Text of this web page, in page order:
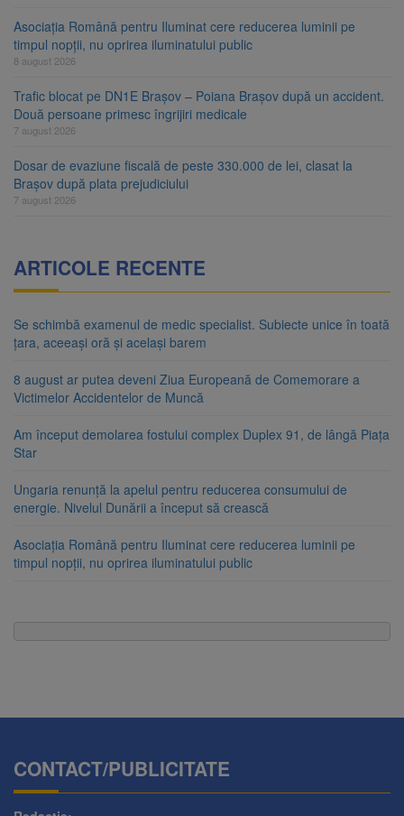
Asociația Română pentru Iluminat cere reducerea luminii pe
timpul nopții, nu oprirea iluminatului public
8 august 2026
Trafic blocat pe DN1E Brașov – Poiana Brașov după un accident.
Două persoane primesc îngrijiri medicale
7 august 2026
Dosar de evaziune fiscală de peste 330.000 de lei, clasat la
Brașov după plata prejudiciului
7 august 2026
ARTICOLE RECENTE
Se schimbă examenul de medic specialist. Subiecte unice în toată
țara, aceeași oră și același barem
8 august ar putea deveni Ziua Europeană de Comemorare a
Victimelor Accidentelor de Muncă
Am început demolarea fostului complex Duplex 91, de lângă Piața
Star
Ungaria renunță la apelul pentru reducerea consumului de
energie. Nivelul Dunării a început să crească
Asociația Română pentru Iluminat cere reducerea luminii pe
timpul nopții, nu oprirea iluminatului public
CONTACT/PUBLICITATE